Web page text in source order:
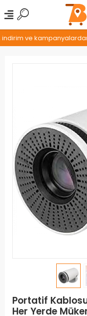
ve
Portatif
Her Yerde